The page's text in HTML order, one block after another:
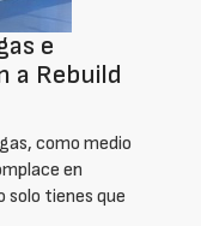
e
a Rebuild
como medio
en
tienes que